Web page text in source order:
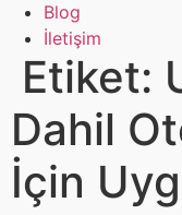
Blog
İletişim
Etiket:
Dahil
İçin